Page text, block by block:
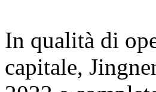
In qualità di
capitale,